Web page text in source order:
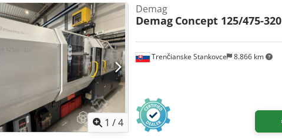
1 /4
Trenčianske Stankovce 8.866 km
Demag
Demag Concept 125/475-320